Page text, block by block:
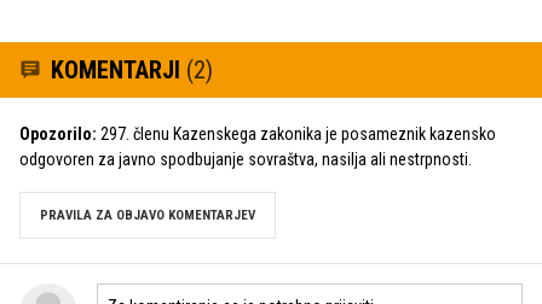
KOMENTARJI (2)
Opozorilo: 297. členu Kazenskega zakonika je posameznik kazensko
odgovoren za javno spodbujanje sovraštva, nasilja ali nestrpnosti.
PRAVILA ZA OBJAVO KOMENTARJEV